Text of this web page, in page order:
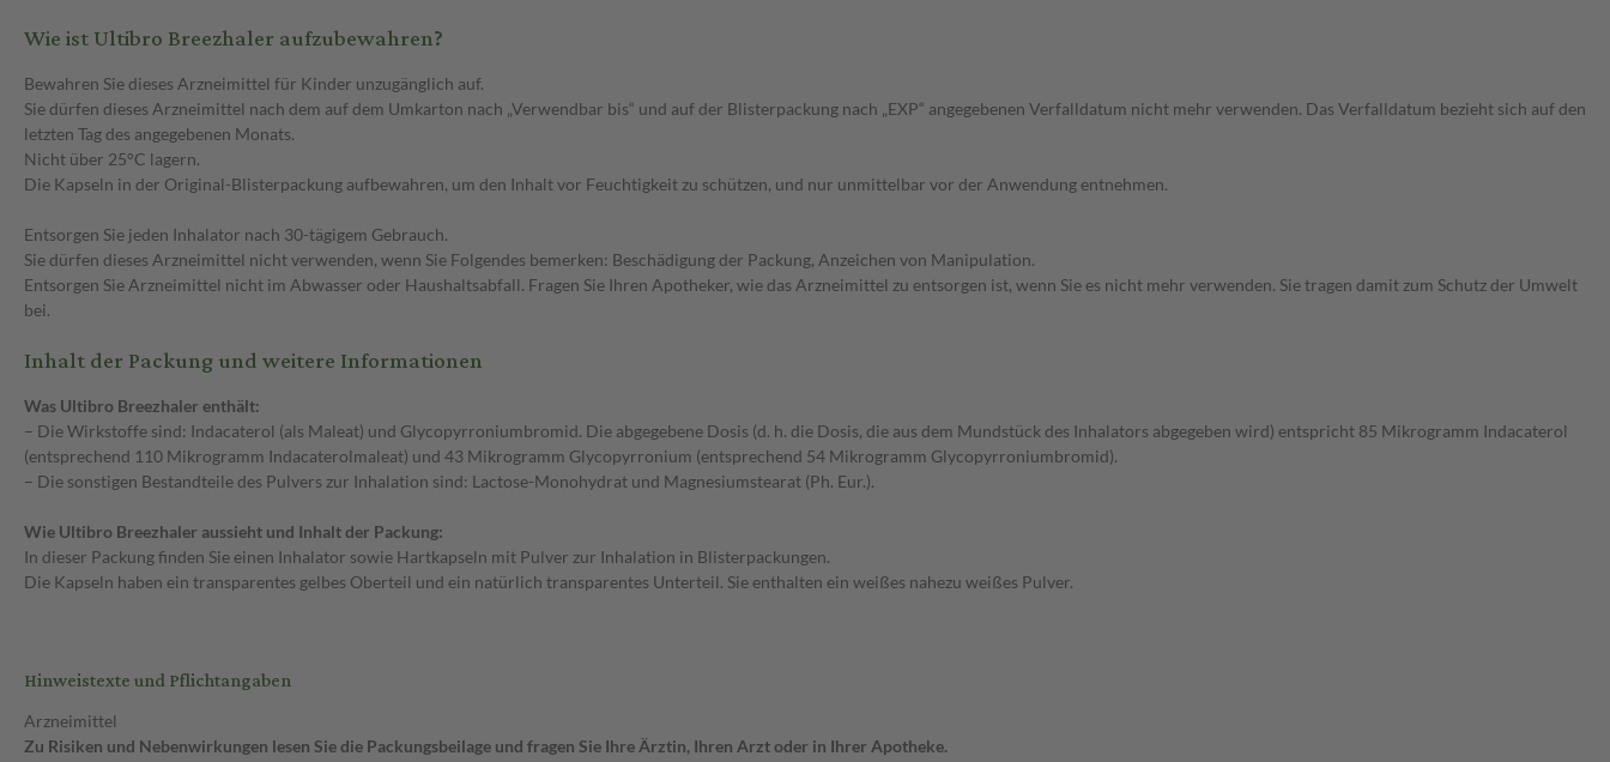
Wie ist Ultibro Breezhaler aufzubewahren?
Bewahren Sie dieses Arzneimittel für Kinder unzugänglich auf.
Sie dürfen dieses Arzneimittel nach dem auf dem Umkarton nach „Verwendbar bis“ und auf der Blisterpackung nach „EXP“ angegebenen Verfalldatum nicht mehr verwenden. Das Verfalldatum bezieht sich auf den
letzten Tag des angegebenen Monats.
Nicht über 25°C lagern.
Die Kapseln in der Original-Blisterpackung aufbewahren, um den Inhalt vor Feuchtigkeit zu schützen, und nur unmittelbar vor der Anwendung entnehmen.
Entsorgen Sie jeden Inhalator nach 30-tägigem Gebrauch.
Sie dürfen dieses Arzneimittel nicht verwenden, wenn Sie Folgendes bemerken: Beschädigung der Packung, Anzeichen von Manipulation.
Entsorgen Sie Arzneimittel nicht im Abwasser oder Haushaltsabfall. Fragen Sie Ihren Apotheker, wie das Arzneimittel zu entsorgen ist, wenn Sie es nicht mehr verwenden. Sie tragen damit zum Schutz der Umwelt
bei.
Inhalt der Packung und weitere Informationen
Was Ultibro Breezhaler enthält:
– Die Wirkstoffe sind: Indacaterol (als Maleat) und Glycopyrroniumbromid. Die abgegebene Dosis (d. h. die Dosis, die aus dem Mundstück des Inhalators abgegeben wird) entspricht 85 Mikrogramm Indacaterol
(entsprechend 110 Mikrogramm Indacaterolmaleat) und 43 Mikrogramm Glycopyrronium (entsprechend 54 Mikrogramm Glycopyrroniumbromid).
– Die sonstigen Bestandteile des Pulvers zur Inhalation sind: Lactose-Monohydrat und Magnesiumstearat (Ph. Eur.).
Wie Ultibro Breezhaler aussieht und Inhalt der Packung:
In dieser Packung finden Sie einen Inhalator sowie Hartkapseln mit Pulver zur Inhalation in Blisterpackungen.
Die Kapseln haben ein transparentes gelbes Oberteil und ein natürlich transparentes Unterteil. Sie enthalten ein weißes nahezu weißes Pulver.
Hinweistexte und Pflichtangaben
Arzneimittel
Zu Risiken und Nebenwirkungen lesen Sie die Packungsbeilage und fragen Sie Ihre Ärztin, Ihren Arzt oder in Ihrer Apotheke.